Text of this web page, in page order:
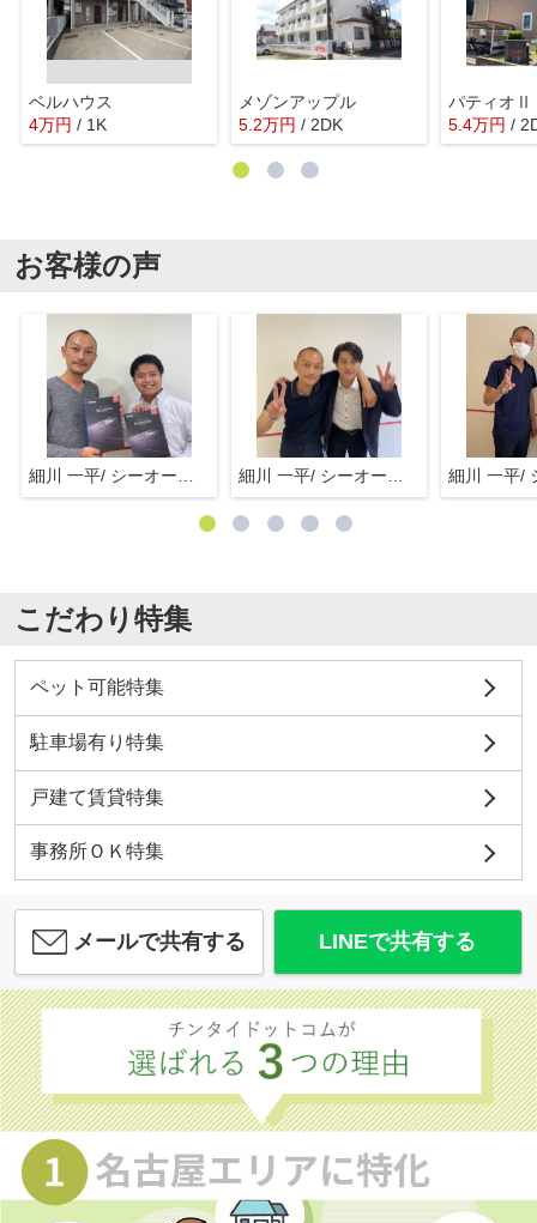
ベルハウス
4万円 / 1K
メゾンアップル
5.2万円 / 2DK
パティオⅡ
5.4万円 /
お客様の声
細川 一平/ シーオーエム(株) 細川 一平/ シーオーエム(株)
こだわり特集
ペット可能特集
駐車場有り特集
戸建て賃貸特集
事務所ＯＫ特集
メールで共有する LINEで共有する